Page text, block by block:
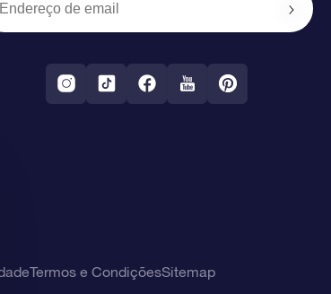
Termos e CondiçõesSitemap